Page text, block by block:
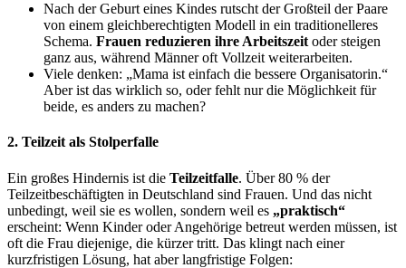
Nach der Geburt eines Kindes rutscht der Großteil der Paare
von einem gleichberechtigten Modell in ein traditionelleres
Schema. Frauen reduzieren ihre Arbeitszeit oder steigen
ganz aus, während Männer oft Vollzeit weiterarbeiten.
Viele denken: „Mama ist einfach die bessere Organisatorin.“
Aber ist das wirklich so, oder fehlt nur die Möglichkeit für
beide, es anders zu machen?
2. Teilzeit als Stolperfalle
Ein großes Hindernis ist die Teilzeitfalle. Über 80 % der
Teilzeitbeschäftigten in Deutschland sind Frauen. Und das nicht
unbedingt, weil sie es wollen, sondern weil es „praktisch“
erscheint: Wenn Kinder oder Angehörige betreut werden müssen, ist
oft die Frau diejenige, die kürzer tritt. Das klingt nach einer
kurzfristigen Lösung, hat aber langfristige Folgen: